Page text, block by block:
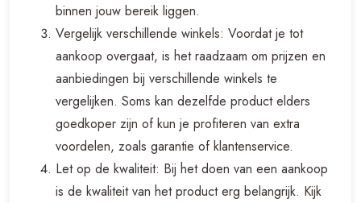
binnen jouw bereik liggen.
Vergelijk verschillende winkels: Voordat je tot
aankoop overgaat, is het raadzaam om prijzen en
aanbiedingen bij verschillende winkels te
vergelijken. Soms kan dezelfde product elders
goedkoper zijn of kun je profiteren van extra
voordelen, zoals garantie of klantenservice.
Let op de kwaliteit: Bij het doen van een aankoop
is de kwaliteit van het product erg belangrijk. Kijk